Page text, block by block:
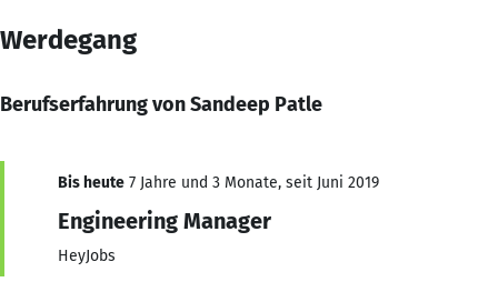
Werdegang
Berufserfahrung von Sandeep Patle
Bis heute 7 Jahre und 3 Monate, seit Juni 2019
Engineering Manager
HeyJobs